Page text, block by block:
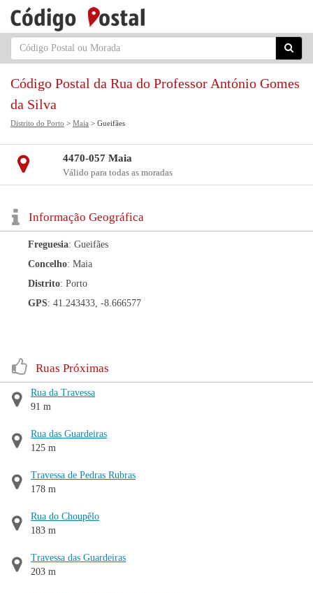
Código Postal da Rua do Professor António Gomes
da Silva
Distrito do Porto > Maia > Gueifães
4470-057 Maia
Válido para todas as moradas
Informação Geográfica
Freguesia: Gueifães
Concelho: Maia
Distrito: Porto
GPS: 41.243433, -8.666577
Ruas Próximas
Rua da Travessa
91 m
Rua das Guardeiras
125 m
Travessa de Pedras Rubras
178 m
Rua do Choupêlo
183 m
Travessa das Guardeiras
203 m